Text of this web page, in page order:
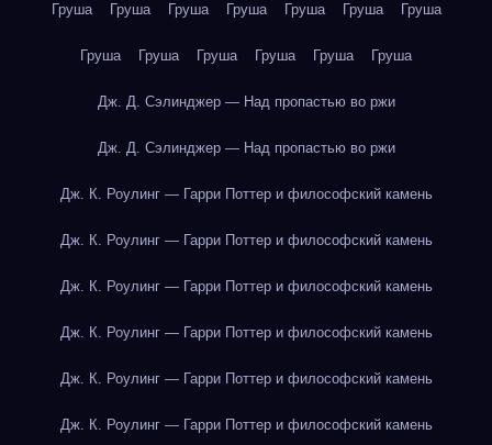
Груша Груша Груша Груша Груша Груша Груша
Груша Груша Груша Груша Груша Груша
Дж. Д. Сэлинджер — Над пропастью во ржи
Дж. Д. Сэлинджер — Над пропастью во ржи
Дж. К. Роулинг — Гарри Поттер и философский камень
Дж. К. Роулинг — Гарри Поттер и философский камень
Дж. К. Роулинг — Гарри Поттер и философский камень
Дж. К. Роулинг — Гарри Поттер и философский камень
Дж. К. Роулинг — Гарри Поттер и философский камень
Дж. К. Роулинг — Гарри Поттер и философский камень